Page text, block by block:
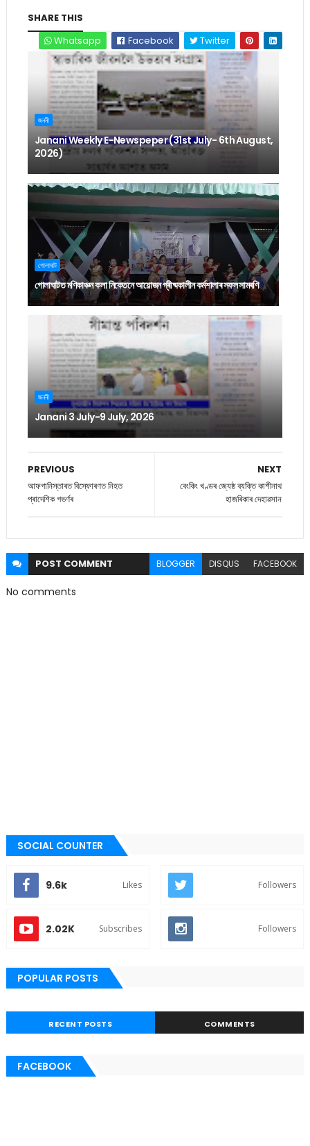
SHARE THIS
Whatsapp
Facebook Twitter
জননী
Janani Weekly E-Newspeper (31st July- 6th August,
2026)
গোলাঘাট
গোলাঘাটত মণিকাঞ্চন কলা নিকেতনে আয়োজন গ্ৰীষ্মকালীন কৰ্মশালাৰ সফল সামৰণি
জননী
Janani 3 July-9 July, 2026
NEXT
বেংকিং খণ্ডৰ জ্যেষ্ঠ ব্যক্তি কাশীনাথ
হাজৰিকাৰ দেহাৱসান
PREVIOUS
আফগানিস্তাৰত বিস্ফোৰণত নিহত
প্ৰাদেশিক গভৰ্ণৰ
POST COMMENT BLOGGER DISQUS FACEBOOK
No comments
SOCIAL COUNTER
9.6k Likes Followers
2.02K Subscribes Followers
POPULAR POSTS
RECENT POSTS COMMENTS
FACEBOOK